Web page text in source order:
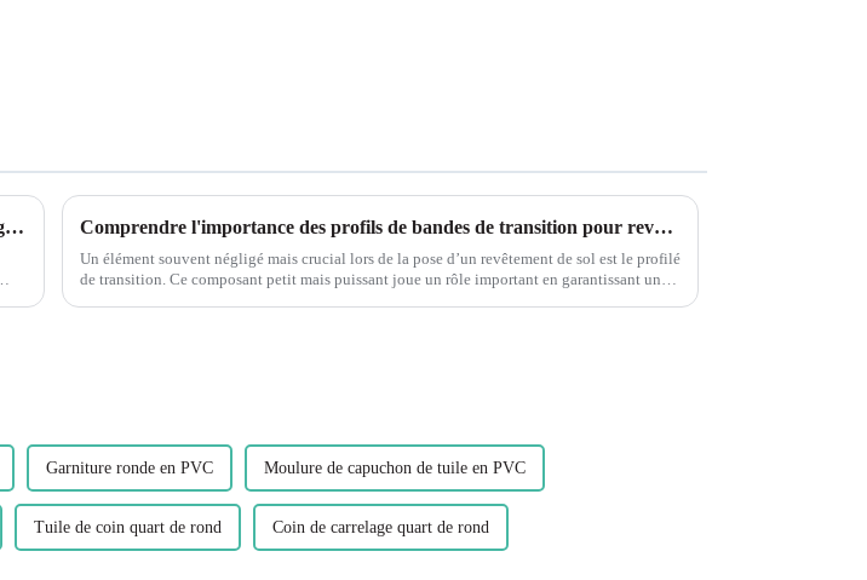
Explorer la flexibilité de la garniture de coin en forme de L en PVC à grain de bois flexible Leguwe Comprendre l'importance des profils de bandes de transition pour revêtements de sol en PVC Leguwe
Un élément souvent négligé mais crucial lors de la pose d’un revêtement de sol est le profilé
de transition. Ce composant petit mais puissant joue un rôle important en garantissant un
Garniture ronde en PVC Moulure de capuchon de tuile en PVC
Tuile de coin quart de rond Coin de carrelage quart de rond